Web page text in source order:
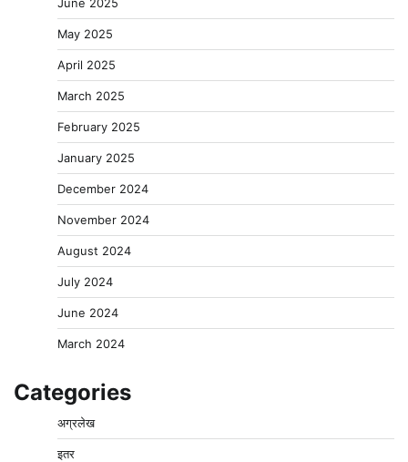
May 2025
April 2025
March 2025
February 2025
January 2025
December 2024
November 2024
August 2024
July 2024
June 2024
March 2024
Categories
अग्रलेख
इतर